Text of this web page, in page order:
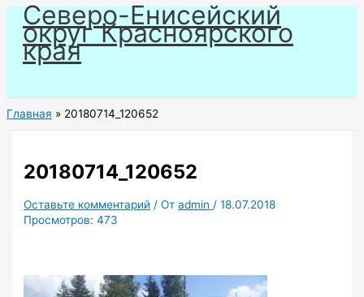
Перейти
содержимому
Северо-Енисейский
округ Красноярского
края
Главная 20180714_120652
20180714_120652
Оставьте комментарий / Отadmin /18.07.2018
Просмотров: 473